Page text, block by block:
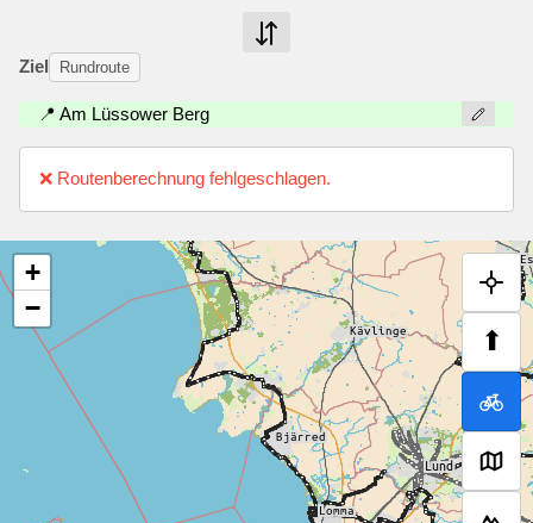
Ziel Rundroute
📍 Am Lüssower Berg
❌ Routenberechnung fehlgeschlagen.
⬆
+
−